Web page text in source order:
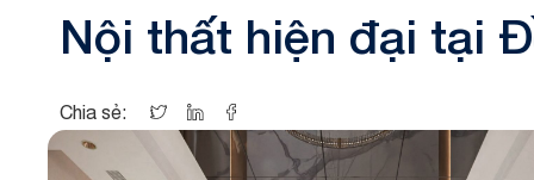
Biệt thự cổ
Biệt thự 2 tầng
Nội thất cổ
Nội thất hiện đại tại
Chia sẻ: